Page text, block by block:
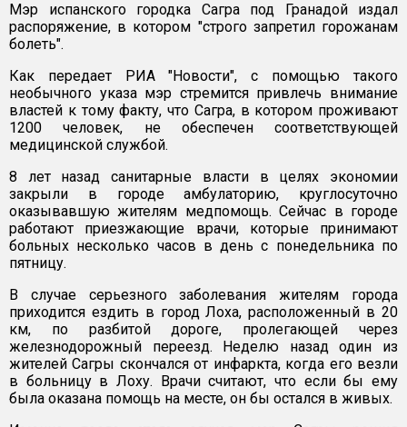
Мэр испанского городка Сагра под Гранадой издал
распоряжение, в котором "строго запретил горожанам
болеть".
Как передает РИА "Новости", с помощью такого
необычного указа мэр стремится привлечь внимание
властей к тому факту, что Сагра, в котором проживают
1200 человек, не обеспечен соответствующей
медицинской службой.
8 лет назад санитарные власти в целях экономии
закрыли в городе амбулаторию, круглосуточно
оказывавшую жителям медпомощь. Сейчас в городе
работают приезжающие врачи, которые принимают
больных несколько часов в день с понедельника по
пятницу.
В случае серьезного заболевания жителям города
приходится ездить в город Лоха, расположенный в 20
км, по разбитой дороге, пролегающей через
железнодорожный переезд. Неделю назад один из
жителей Сагры скончался от инфаркта, когда его везли
в больницу в Лоху. Врачи считают, что если бы ему
была оказана помощь на месте, он бы остался в живых.